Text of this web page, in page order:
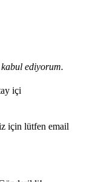
kabul ediyorum.
içi
için lütfen email